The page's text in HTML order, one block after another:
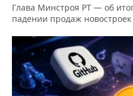
Глава Минстроя РТ — об
падении продаж